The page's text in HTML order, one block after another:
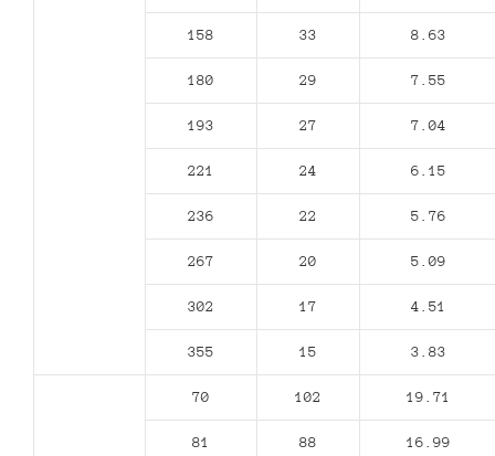
158 33 8.63
180 29 7.55
193 27 7.04
221 24 6.15
236 22 5.76
267 20 5.09
302 17 4.51
355 15 3.83
70 102 19.71
81 88 16.99